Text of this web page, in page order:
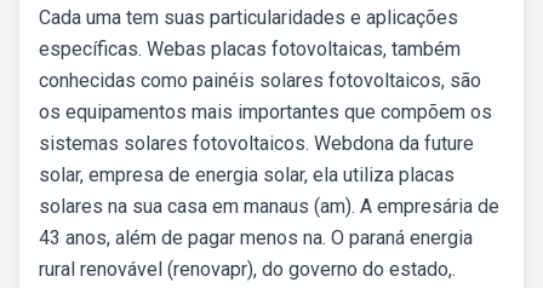
Cada uma tem suas particularidades e aplicações
específicas. Webas placas fotovoltaicas, também
conhecidas como painéis solares fotovoltaicos, são
os equipamentos mais importantes que compõem os
sistemas solares fotovoltaicos. Webdona da future
solar, empresa de energia solar, ela utiliza placas
solares na sua casa em manaus (am). A empresária de
43 anos, além de pagar menos na. O paraná energia
rural renovável (renovapr), do governo do estado,.